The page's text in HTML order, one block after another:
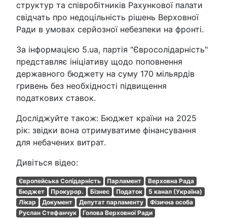
структур та співробітників Рахункової палати
свідчать про недоцільність рішень Верховної
Ради в умовах серйозної небезпеки на фронті.
За інформацією 5.ua, партія "Євросолідарність"
представляє ініціативу щодо поповнення
державного бюджету на суму 170 мільярдів
гривень без необхідності підвищення
податкових ставок.
Досліджуйте також: Бюджет країни на 2025
рік: звідки вона отримуватиме фінансування
для небачених витрат.
Дивіться відео:
Європейська Солідарність Парламент
Верховна Рада
Бюджет
Прокурор. Бізнес Податок
5 канал (Україна)
Лікар
Документ Депутат парламенту
Фізична особа
Руслан Стефанчук
Голова Верховної Ради